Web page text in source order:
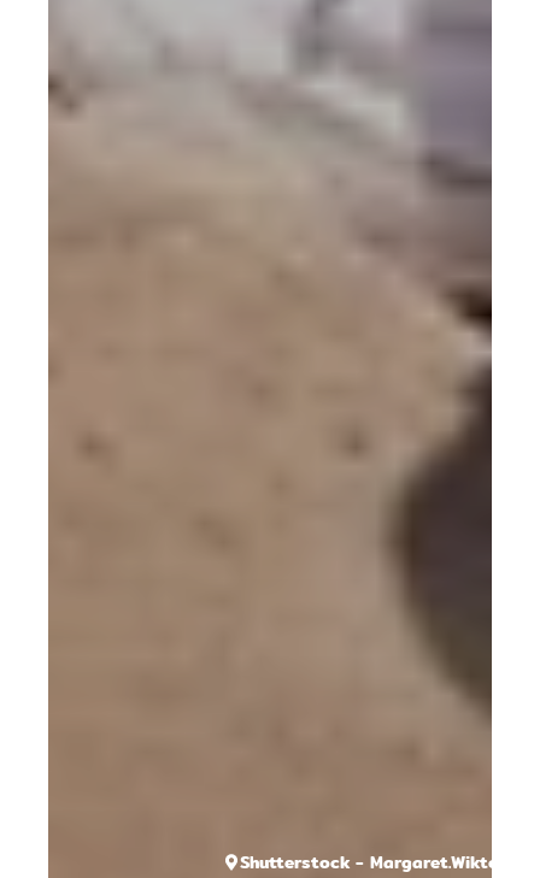
Shutterstock - Margaret.Wiktor